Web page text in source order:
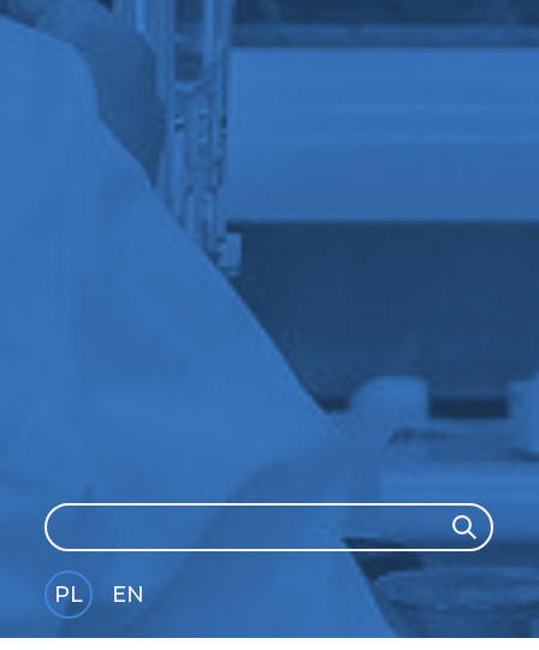
Search Search
PL
EN